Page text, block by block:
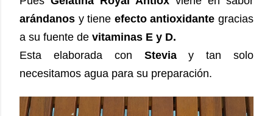
arándanos y tiene efecto antioxidante gracias
a su fuente de vitaminas E y D.
Esta elaborada con Steviay tan solo
necesitamos agua para su preparación.